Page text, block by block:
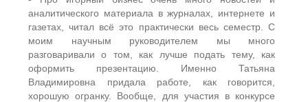
аналитического материала в журналах, интернете и
газетах, читал всё это практически весь семестр. С
моим научным руководителем мы много
разговаривали о том, как лучше подать тему, как
оформить презентацию. Именно Татьяна
Владимировна придала работе, как говорится,
хорошую огранку. Вообще, для участия в конкурсе